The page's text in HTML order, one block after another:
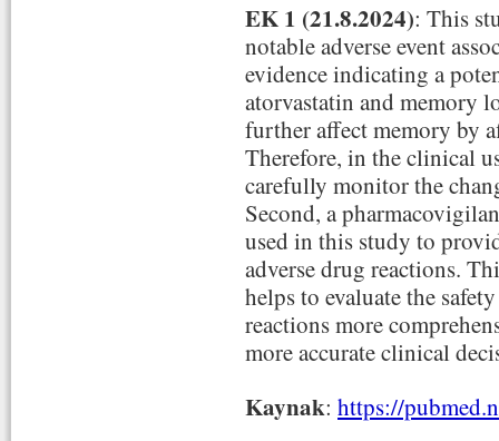
EK 1 (21.8.2024): This
notable adverse event
evidence indicating a
atorvastatin and memory
further affect memory by
Therefore, in the clinical
carefully monitor the
Second, a
used in this study to
adverse drug reactions.
helps to evaluate the
reactions more
more accurate clinical
Kaynak: https://